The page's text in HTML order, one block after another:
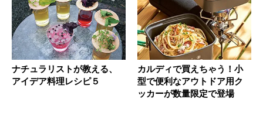
ナチュラリストが教える、
アイデア料理レシピ５
カルディで買えちゃう！小
型で便利なアウトドア用ク
ッカーが数量限定で登場